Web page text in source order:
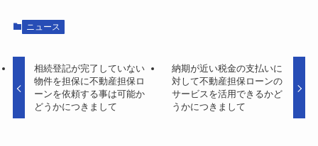
ニュース
相続登記が完了していない
物件を担保に不動産担保ロ
ーンを依頼する事は可能か
どうかにつきまして
納期が近い税金の支払いに
対して不動産担保ローンの
サービスを活用できるかど
うかにつきまして